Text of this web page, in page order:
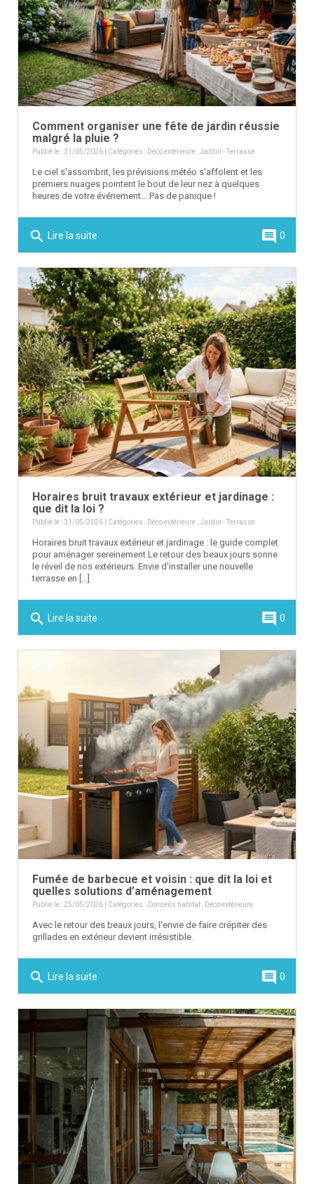
Comment organiser une fête de jardin réussie
malgré la pluie ?
Publié le : 31/05/2026 | Catégories : Déco extérieure Jardin - Terrasse
Le ciel s’assombrit, les prévisions météo s'affolent et les
premiers nuages pointent le bout de leur nez à quelques
heures de votre événement… Pas de panique !
search Lire la suite comment 0
Horaires bruit travaux extérieur et jardinage :
que dit la loi ?
Publié le : 31/05/2026 | Catégories : Déco extérieure Jardin - Terrasse
Horaires bruit travaux extérieur et jardinage : le guide complet
pour aménager sereinement Le retour des beaux jours sonne
le réveil de nos extérieurs. Envie d'installer une nouvelle
terrasse en [...]
search Lire la suite comment 0
Fumée de barbecue et voisin : que dit la loi et
quelles solutions d’aménagement
Publié le : 25/05/2026 | Catégories : Conseils habitat Déco extérieure
Avec le retour des beaux jours, l'envie de faire crépiter des
grillades en extérieur devient irrésistible.
search Lire la suite comment 0